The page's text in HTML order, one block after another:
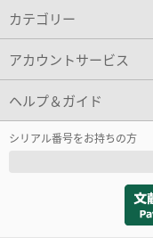
カテゴリー
アカウントサービス
ヘルプ＆ガイド
シリアル番号をお持ちの方